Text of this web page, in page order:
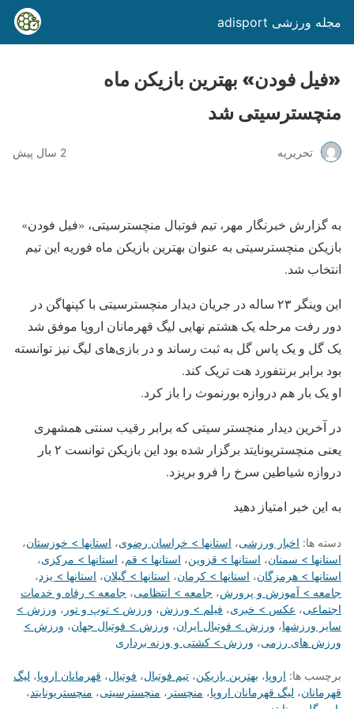
مجله ورزشی adisport
«فیل فودن» بهترین بازیکن ماه
منچسترسیتی شد
تحریریه 2 سال پیش
به گزارش خبرنگار مهر، تیم فوتبال منچسترسیتی، «فیل فودن»
بازیکن منچسترسیتی به عنوان بهترین بازیکن ماه فوریه این تیم
انتخاب شد.
این وینگر ۲۳ ساله در جریان دیدار منچسترسیتی با کپنهاگن در
دور رفت مرحله یک هشتم نهایی لیگ قهرمانان اروپا موفق شد
یک گل و یک پاس گل به ثبت رساند و در بازی‌های لیگ نیز توانسته
بود برابر برنتفورد هت تریک کند.
او یک بار هم دروازه بورنموث را باز کرد.
در آخرین دیدار منچستر سیتی که برابر رقیب سنتی همشهری
یعنی منچستریونایتد برگزار شده بود این بازیکن توانست ۲ بار
دروازه شیاطین سرخ را فرو بریزد.
به این خبر امتیاز دهید
دسته ها: اخبار ورزشی، استانها > خراسان رضوی، استانها > خوزستان،
استانها > سمنان، استانها > قزوین، استانها > قم، استانها > مرکزی،
استانها > هرمزگان، استانها > کرمان، استانها > گیلان، استانها > یزد،
جامعه > آموزش و پرورش، جامعه > انتظامی، جامعه > رفاه و خدمات
اجتماعی، عکس > خبری، فیلم > ورزش، ورزش > توپ و تور ، ورزش >
سایر ورزشها، ورزش > فوتبال ایران، ورزش > فوتبال جهان، ورزش >
ورزش های رزمی، ورزش > کشتی و وزنه برداری
برچسب ها: اروپا، بهترین بازیکن، تیم فوتبال، فوتبال، قهرمانان اروپا، لیگ
قهرمانان، لیگ قهرمانان اروپا، منچستر ، منچسترسیتی، منچستریونایتد،